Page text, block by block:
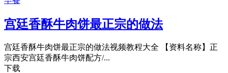
宫廷香酥牛肉饼最正宗的做法
宫廷香酥牛肉饼最正宗的做法视频教程大全 【资料名称】正
宗西安宫廷香酥牛肉饼配方/...
下载